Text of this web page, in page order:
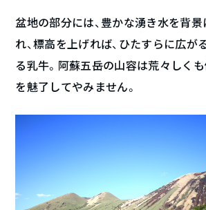
盆地の部分には、豊かな湧き水を背
れ、標高を上げれば、ひたすらに広が
る乳牛。阿蘇五岳の山容は荒々しく
を魅了してやみません。